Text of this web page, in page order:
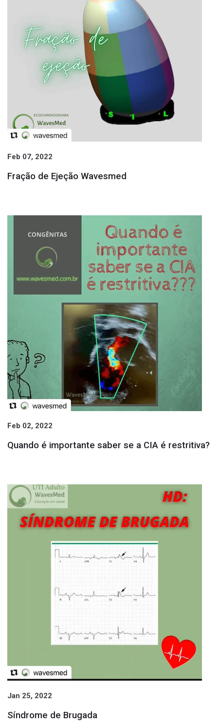
Feb 07, 2022
Fração de Ejeção Wavesmed
Feb 02, 2022
Quando é importante saber se a CIA é restritiva?
Jan 25, 2022
Síndrome de Brugada